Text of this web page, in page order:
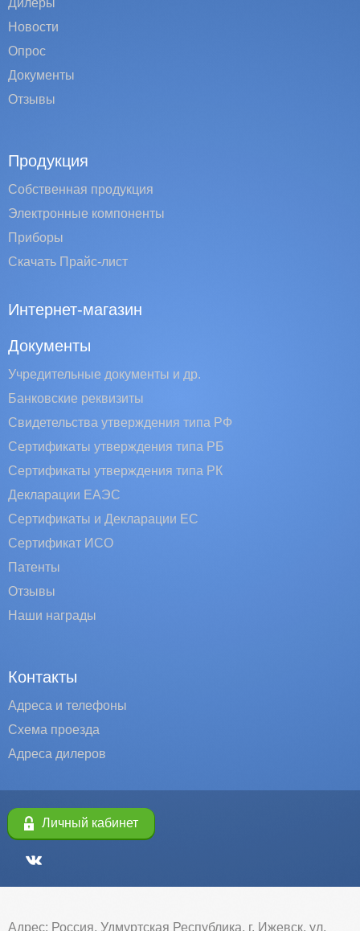
Дилеры
Новости
Опрос
Документы
Отзывы
Продукция
Собственная продукция
Электронные компоненты
Приборы
Скачать Прайс-лист
Интернет-магазин
Документы
Учредительные документы и др.
Банковские реквизиты
Свидетельства утверждения типа РФ
Сертификаты утверждения типа РБ
Сертификаты утверждения типа РК
Декларации ЕАЭС
Сертификаты и Декларации EC
Сертификат ИСО
Патенты
Отзывы
Наши награды
Контакты
Адреса и телефоны
Схема проезда
Адреса дилеров
Личный кабинет
Адрес: Россия, Удмуртская Республика, г. Ижевск, ул.